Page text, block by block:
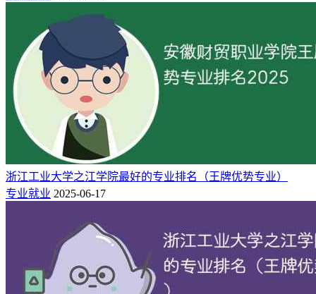
三：西安交通工程学院王牌专业简介
1.现代通信技术
本专业培养德、智、体、美全面发展，具有良好职业道德和人
文素养，具有遵守规范、安全生产、勇于创新等素质，掌握电
路技术、通信原理、交换技术、传输理论、接入技术和项目管
理知识，具备通信设备安装和调测、通信网络的组建与开通、
通信系统的运行与维护、通信工程实施与项目管理能力，从事
设备调试、技术服务、网络运营、系统维护、工程实施与管理
工作的高素质技术技能人才。
本专业培养德、智、体、美全面发展，具有良好职业道德和人
文素养，掌握城市轨道交通行车组织、客运组织与管理等基本
知识，具备客运组织、行车组织、车站设备运用、客运服务的
浙江工业大学之江学院最好的专业排名（王牌优势专业）
专业就业 2025-06-17